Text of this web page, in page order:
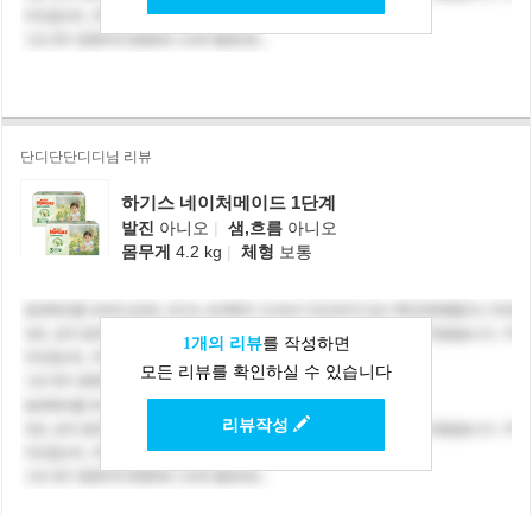
단디단단디디님 리뷰
하기스 네이처메이드 1단계
발진 아니오 | 샘,흐름 아니오
몸무게 4.2 kg | 체형 보통
1개의 리뷰를 작성하면
모든 리뷰를 확인하실 수 있습니다
리뷰작성